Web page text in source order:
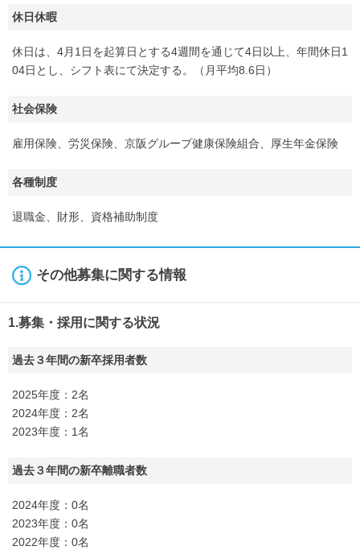
休日休暇
休日は、4月1日を起算日とする4週間を通じて4日以上、年間休日1
04日とし、シフト表にて決定する。（月平均8.6日）
社会保険
雇用保険、労災保険、京阪グループ健康保険組合、厚生年金保険
各種制度
退職金、財形、資格補助制度
その他募集に関する情報
1.募集・採用に関する状況
過去３年間の新卒採用者数
2025年度：2名
2024年度：2名
2023年度：1名
過去３年間の新卒離職者数
2024年度：0名
2023年度：0名
2022年度：0名